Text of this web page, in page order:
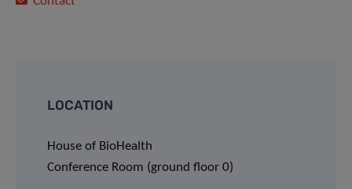
LOCATION
House of BioHealth
Conference Room (ground floor 0)